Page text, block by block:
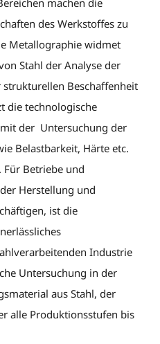
machen die
des Werkstoffes zu
Metallographie widmet
Stahl der Analyse der
Beschaffenheit
die technologische
der Untersuchung der
Belastbarkeit, Härte etc.
Für Betriebe und
Herstellung und
ist die
Industrie
Untersuchung in der
aus Stahl, der
alle Produktionsstufen bis